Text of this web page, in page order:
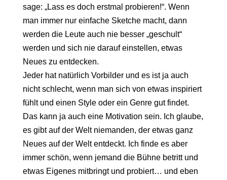
sage: „Lass es doch erstmal probieren!“. Wenn
man immer nur einfache Sketche macht, dann
werden die Leute auch nie besser „geschult“
werden und sich nie darauf einstellen, etwas
Neues zu entdecken.
Jeder hat natürlich Vorbilder und es ist ja auch
nicht schlecht, wenn man sich von etwas inspiriert
fühlt und einen Style oder ein Genre gut findet.
Das kann ja auch eine Motivation sein. Ich glaube,
es gibt auf der Welt niemanden, der etwas ganz
Neues auf der Welt entdeckt. Ich finde es aber
immer schön, wenn jemand die Bühne betritt und
etwas Eigenes mitbringt und probiert… und eben